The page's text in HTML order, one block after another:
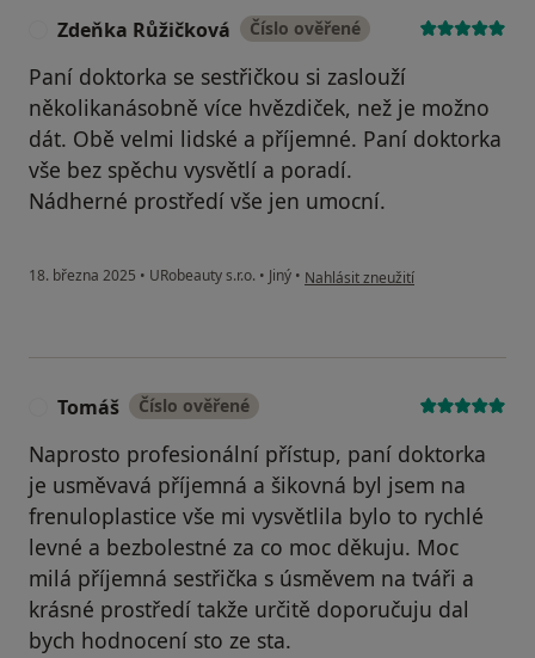
Zdeňka Růžičková Číslo ověřené
Paní doktorka se sestřičkou si zaslouží
několikanásobně více hvězdiček, než je možno
dát. Obě velmi lidské a příjemné. Paní doktorka
vše bez spěchu vysvětlí a poradí.
Nádherné prostředí vše jen umocní.
18. března 2025 • URobeauty s.r.o. • Jiný • podle názoru uživatele Zdeňka
Nahlásit zneužití
Tomáš Číslo ověřené
Naprosto profesionální přístup, paní doktorka
je usměvavá příjemná a šikovná byl jsem na
frenuloplastice vše mi vysvětlila bylo to rychlé
levné a bezbolestné za co moc děkuju. Moc
milá příjemná sestřička s úsměvem na tváři a
krásné prostředí takže určitě doporučuju dal
bych hodnocení sto ze sta.